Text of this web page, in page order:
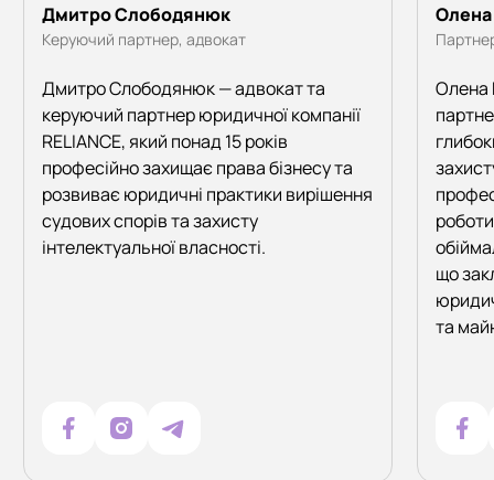
Дмитро Слободянюк
Керуючий партнер, адвокат
Дмитро Слободянюк — адвокат та
керуючий партнер юридичної компанії
RELIANCE, який понад 15 років
професійно захищає права бізнесу та
розвиває юридичні практики вирішення
судових спорів та захисту
інтелектуальної власності.
Олена
що
та